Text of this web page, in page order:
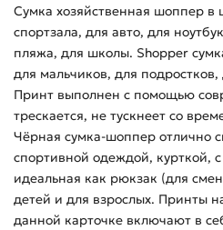
Сумка хозяйственная шоппер в
спортзала, для авто, для
пляжа, для школы. Shopper
для мальчиков, для
Принт выполнен с помощью
трескается, не тускнеет со
Чёрная сумка-шоппер отлично
спортивной одеждой, курткой,
идеальная как рюкзак (для
детей и для взрослых. Принты
данной карточке включают в